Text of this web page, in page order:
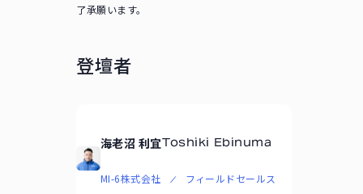
了承願います。
登壇者
海老沼 利宜Toshiki Ebinuma
MI-6株式会社 フィールドセールス